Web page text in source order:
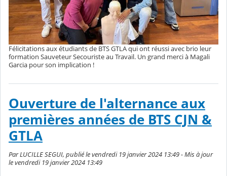
Félicitations aux étudiants de BTS GTLA qui ont réussi avec brio leur
formation Sauveteur Secouriste au Travail. Un grand merci à Magali
Garcia pour son implication !
Ouverture de l'alternance aux
premières années de BTS CJN &
GTLA
Par LUCILLE SEGUI, publié le vendredi 19 janvier 2024 13:49 - Mis à jour
le vendredi 19 janvier 2024 13:49